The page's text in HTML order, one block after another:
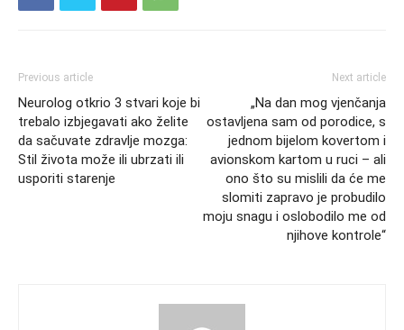
Previous article
Neurolog otkrio 3 stvari koje bi
trebalo izbjegavati ako želite
da sačuvate zdravlje mozga:
Stil života može ili ubrzati ili
usporiti starenje
Next article
„Na dan mog vjenčanja
ostavljena sam od porodice, s
jednom bijelom kovertom i
avionskom kartom u ruci – ali
ono što su mislili da će me
slomiti zapravo je probudilo
moju snagu i oslobodilo me od
njihove kontrole“